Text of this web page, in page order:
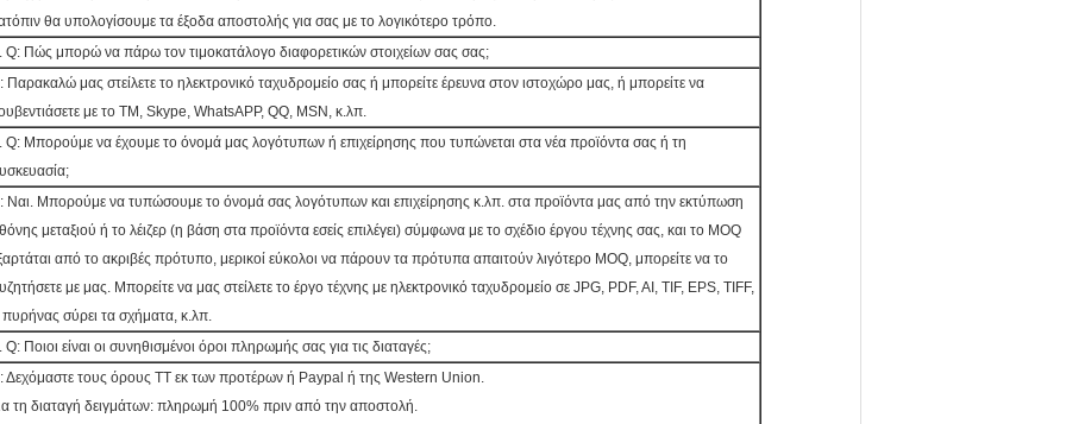
θα υπολογίσουμε τα έξοδα αποστολής για σας με το λογικότερο τρόπο.
Q: Πώς μπορώ να πάρω τον τιμοκατάλογο διαφορετικών στοιχείων σας σας;
Παρακαλώ μας στείλετε το ηλεκτρονικό ταχυδρομείο σας ή μπορείτε έρευνα στον ιστοχώρο μας, ή μπορείτε να
με το TM, Skype, WhatsAPP, QQ, MSN, κ.λπ.
Q: Μπορούμε να έχουμε το όνομά μας λογότυπων ή επιχείρησης που τυπώνεται στα νέα προϊόντα σας ή τη
Ναι. Μπορούμε να τυπώσουμε το όνομά σας λογότυπων και επιχείρησης κ.λπ. στα προϊόντα μας από την εκτύπωση
μεταξιού ή το λέιζερ (η βάση στα προϊόντα εσείς επιλέγει) σύμφωνα με το σχέδιο έργου τέχνης σας, και το MOQ
από το ακριβές πρότυπο, μερικοί εύκολοι να πάρουν τα πρότυπα απαιτούν λιγότερο MOQ, μπορείτε να το
με μας. Μπορείτε να μας στείλετε το έργο τέχνης με ηλεκτρονικό ταχυδρομείο σε JPG, PDF, AI, TIF, EPS, TIFF,
σύρει τα σχήματα, κ.λπ.
Q: Ποιοι είναι οι συνηθισμένοι όροι πληρωμής σας για τις διαταγές;
Δεχόμαστε τους όρους TT εκ των προτέρων ή Paypal ή της Western Union.
τη διαταγή δειγμάτων: πληρωμή 100% πριν από την αποστολή.